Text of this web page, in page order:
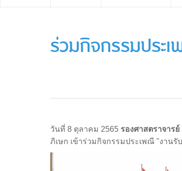
ร่วมกิจกรรมประ
วันที่ 8 ตุลาคม 2565 รองศาสตราจาร
ภิเษก เข้าร่วมกิจกรรมประเพณี "งานรั